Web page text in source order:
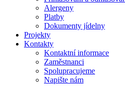
Alergeny
Platby
Dokumenty jídelny
Projekty
Kontakty
Kontaktní informace
Zaměstnanci
Spolupracujeme
Napište nám